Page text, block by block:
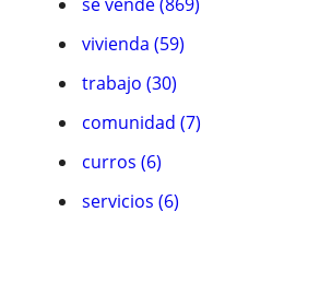
vivienda (59)
trabajo (30)
comunidad (7)
curros (6)
servicios (6)